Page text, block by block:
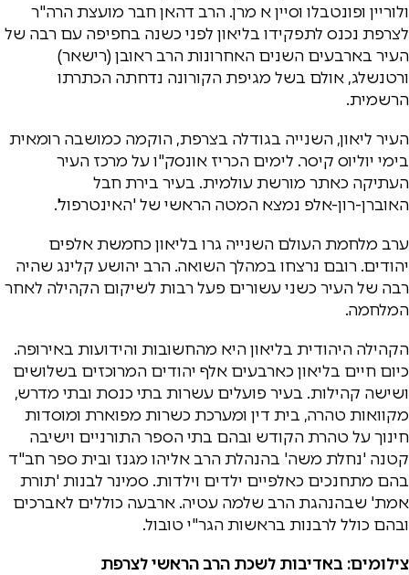
ולוריין ופונטבלו וסיין א מרן. הרב דהאן חבר מועצת הרה"ר
לצרפת נכנס לתפקידו בליאון לפני כשנה בחפיפה עם רבה של
העיר בארבעים השנים האחרונות הרב ראובן (רישאר)
ורטנשלג, אולם בשל מגיפת הקורונה נדחתה הכתרתו
הרשמית.
העיר ליאון, השנייה בגודלה בצרפת, הוקמה כמושבה רומאית
בימי יוליוס קיסר. לימים הכריז אונסק"ו על מרכז העיר
העתיקה כאתר מורשת עולמית. בעיר בירת חבל
האוברן-רון-אלפ נמצא המטה הראשי של 'האינטרפול'.
ערב מלחמת העולם השנייה גרו בליאון כחמשת אלפים
יהודים. רובם נרצחו במהלך השואה. הרב יהושע קלינג שהיה
רבה של העיר כשני עשורים פעל רבות לשיקום הקהילה לאחר
המלחמה.
הקהילה היהודית בליאון היא מהחשובות והידועות באירופה.
כיום חיים בליאון כארבעים אלף יהודים המרוכזים בשלושים
ושישה קהילות. בעיר פועלים עשרות בתי כנסת ובתי מדרש,
מקוואות טהרה, בית דין ומערכת כשרות מפוארת ומוסדות
חינוך על טהרת הקודש ובהם בתי הספר התורניים וישיבה
קטנה 'נחלת משה' בהנהלת הרב אליהו מגנז ובית ספר חב"ד
בהם מתחנכים כאלפיים ילדים וילדות. סמינר לבנות 'תורת
אמת' שבהנהגת הרב שלמה עטיה. ארבעה כוללים לאברכים
ובהם כולל לרבנות בראשות הגר"י טובול.
צילומים: באדיבות לשכת הרב הראשי לצרפת